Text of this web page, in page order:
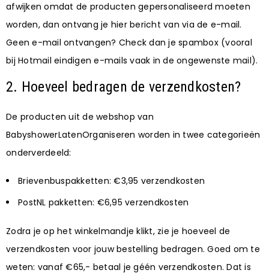
afwijken omdat de producten gepersonaliseerd moeten
worden, dan ontvang je hier bericht van via de e-mail.
Geen e-mail ontvangen? Check dan je spambox (vooral
bij Hotmail eindigen e-mails vaak in de ongewenste mail).
2. Hoeveel bedragen de verzendkosten?
De producten uit de webshop van
BabyshowerLatenOrganiseren worden in twee categorieën
onderverdeeld:
Brievenbuspakketten: €3,95 verzendkosten
PostNL pakketten: €6,95 verzendkosten
Zodra je op het winkelmandje klikt, zie je hoeveel de
verzendkosten voor jouw bestelling bedragen. Goed om te
weten: vanaf €65,- betaal je géén verzendkosten. Dat is